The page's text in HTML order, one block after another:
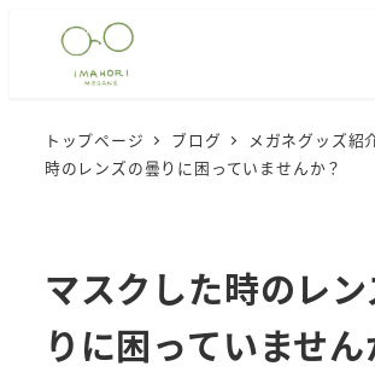
トップページ ブログ メガネグッズ紹
時のレンズの曇りに困っていませんか？
マスクした時のレ
りに困っていません